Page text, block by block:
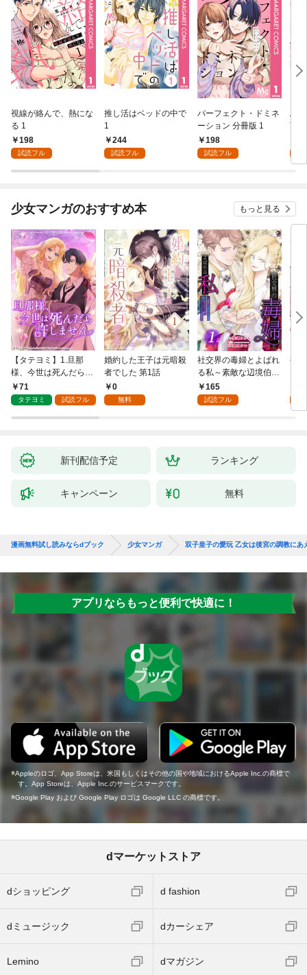
視線が絡んで、熱にな
る 1
198
試読フル
推し活はベッドの中で
1
244
試読フル
パーフェクト・ドミネ
ーション 分冊版 1
198
試読フル
ふ
言
少女マンガのおすすめ本 もっと見る
【タテヨミ】1.旦那
様、今世は死んだら許
しません
71
タテヨミ 試読フル
婚約した王子は元暗殺
者でした 第1話
0
無料
社交界の毒婦とよばれ
る私～素敵な辺境伯令
息に腕を折られたの
で、責任とってもらい
165
試読フル
視
新刊配信予定 ランキング
キャンペーン 無料
漫画無料試し読みならdブック 少女マンガ 双子皇子の愛玩 乙女は後宮の調教にあ
アプリならもっと便利で快適に！
Appleのロゴ、App Storeは、米国もしくはその他の国や地域におけるApple Inc.の商標で
す。App Storeは、Apple Inc.のサービスマークです。
Google Play および Google Play ロゴは Google LLC の商標です。
dマーケットストア
dショッピング d fashion
dミュージック dカーシェア
Lemino dマガジン